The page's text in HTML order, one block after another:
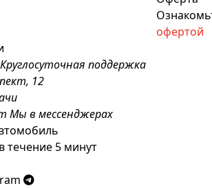
офертой
Круглосуточная поддержка
12
Мы в мессенджерах
течение 5 минут